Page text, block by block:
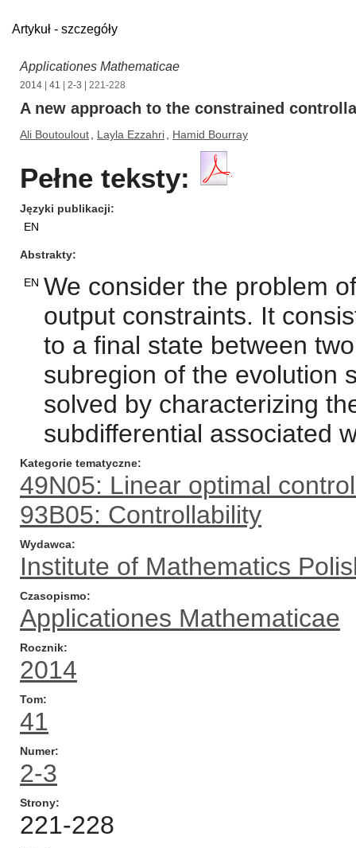
Artykuł - szczegóły
Applicationes Mathematicae
2014 41 2-3 | 221-228
A new approach to the constrained
Ali Boutoulout Layla Ezzahri Hamid Bourray
Pełne teksty:
Języki publikacji
EN
Abstrakty
EN We consider the problem
output constraints. It
to a final state between
subregion of the evolution
solved by characterizing
subdifferential associated
Kategorie tematyczne
49N05: Linear optimal
93B05: Controllability
Wydawca
Institute of Mathematics
Czasopismo
Applicationes Mathematicae
Rocznik
2014
Tom
41
Numer
2-3
Strony
221-228